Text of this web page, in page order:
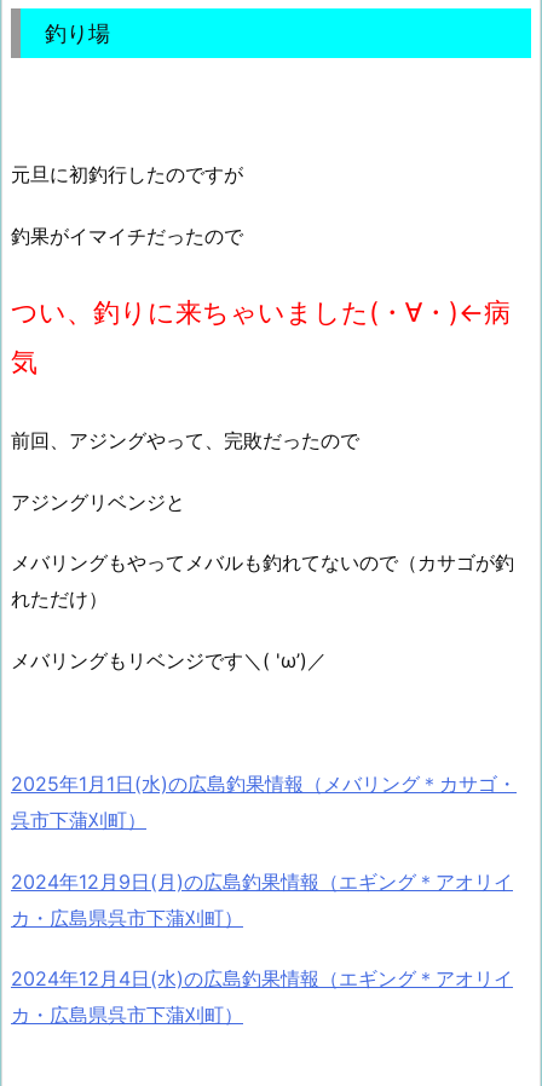
釣り場
元旦に初釣行したのですが
釣果がイマイチだったので
つい、釣りに来ちゃいました(・∀・)←病
気
前回、アジングやって、完敗だったので
アジングリベンジと
メバリングもやってメバルも釣れてないので（カサゴが釣
れただけ）
メバリングもリベンジです＼( 'ω’)／
2025年1月1日(水)の広島釣果情報（メバリング＊カサゴ・
呉市下蒲刈町）
2024年12月9日(月)の広島釣果情報（エギング＊アオリイ
カ・広島県呉市下蒲刈町）
2024年12月4日(水)の広島釣果情報（エギング＊アオリイ
カ・広島県呉市下蒲刈町）